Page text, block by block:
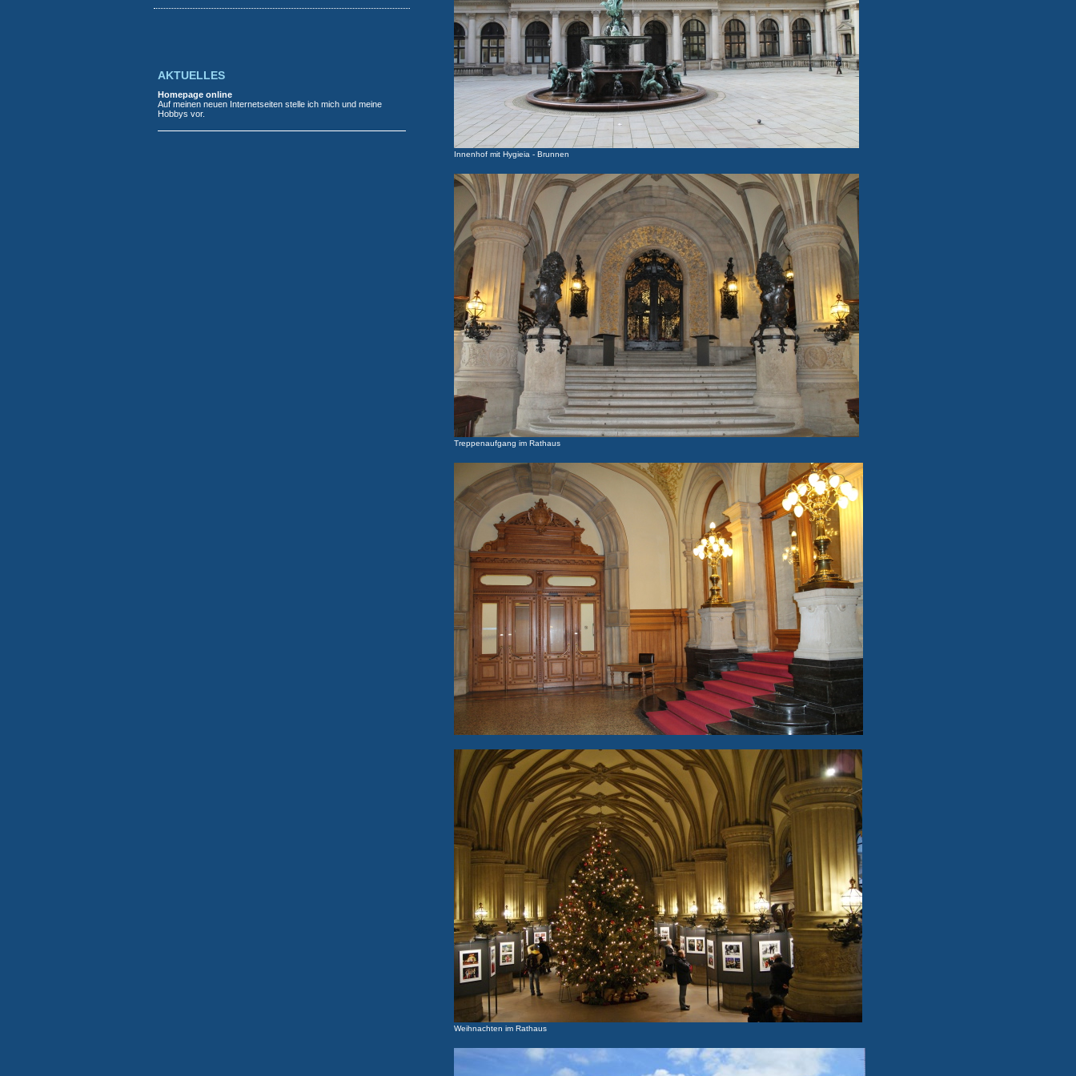
Innenhof mit Hygieia - Brunnen
Treppenaufgang im Rathaus
Weihnachten im Rathaus
AKTUELLES
Homepage online
Auf meinen neuen Internetseiten stelle ich mich und meine
Hobbys vor.